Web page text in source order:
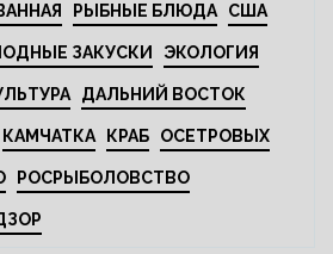
РЫБНЫЕ БЛЮДА США
ЗАКУСКИ ЭКОЛОГИЯ
ДАЛЬНИЙ ВОСТОК
КАМЧАТКА КРАБ ОСЕТРОВЫХ
РОСРЫБОЛОВСТВО